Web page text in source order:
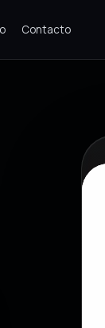
Contacto